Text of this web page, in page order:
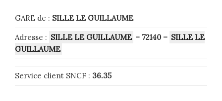
GARE de : SILLE LE GUILLAUME
Adresse : SILLE LE GUILLAUME – 72140 – SILLE LE
GUILLAUME
Service client SNCF : 36.35